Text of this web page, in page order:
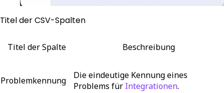
Titel der CSV-Spalten
Titel der Spalte Beschreibung
Problemkennung
Die eindeutige Kennung eines
Problems für Integrationen.